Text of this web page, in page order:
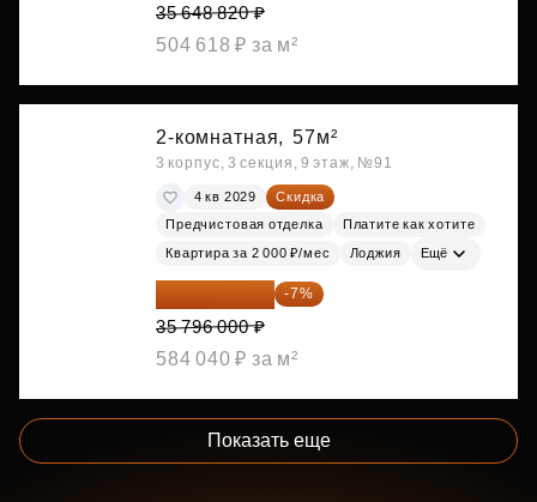
35 648 820 ₽
504 618 ₽ за м²
2-комнатная, 57м²
3 корпус, 3 секция, 9 этаж, №91
4 кв 2029
Скидка
Предчистовая отделка
Платите как хотите
Квартира за 2 000 ₽/мес Лоджия Ещё
33 290 280 ₽ -7%
35 796 000 ₽
584 040 ₽ за м²
Показать еще